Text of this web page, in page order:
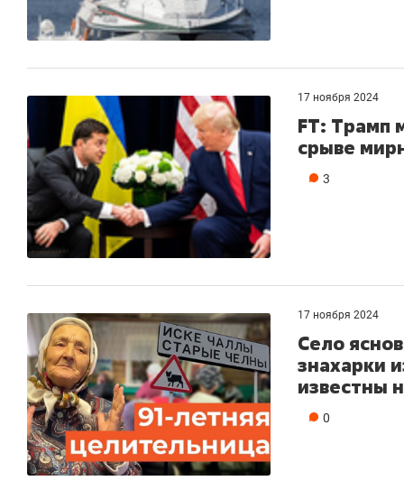
17 ноября 2024
FT: Трамп
срыве
3
17 ноября 2024
Село
знахарки
известны
0